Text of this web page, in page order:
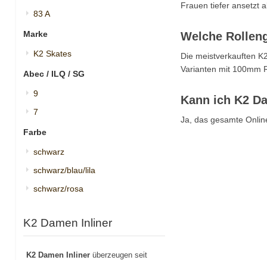
Frauen tiefer ansetzt
Welche
Die meistverkauften
Varianten mit 100mm
Kann ich K2
Ja, das gesamte
83 A
Marke
K2 Skates
Abec / ILQ / SG
9
7
Farbe
schwarz
schwarz/blau/lila
schwarz/rosa
K2 Damen Inliner
K2 Damen Inlinerüberzeugen seit